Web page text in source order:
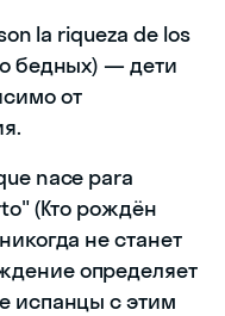
la riqueza de los
бедных) — дети
от
nace para
(Кто рождён
не станет
определяет
испанцы с этим